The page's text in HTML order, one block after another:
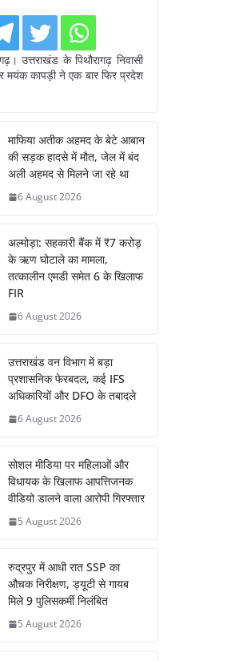
उत्तराखंड के पिथौरागढ़ निवासी
मयंक कापड़ी ने एक बार फिर प्रदेश
माफिया अतीक अहमद के बेटे आबान
की सड़क हादसे में मौत, जेल में बंद
अली अहमद से मिलने जा रहे था
6 August 2026
अल्मोड़ा: सहकारी बैंक में ₹7 करोड़
के ऋण घोटाले का मामला,
तत्कालीन एमडी समेत 6 के खिलाफ
FIR
6 August 2026
उत्तराखंड वन विभाग में बड़ा
प्रशासनिक फेरबदल, कई IFS
अधिकारियों और DFO के तबादले
6 August 2026
सोशल मीडिया पर महिलाओं और
विधायक के खिलाफ आपत्तिजनक
वीडियो डालने वाला आरोपी गिरफ्तार
5 August 2026
रुद्रपुर में आधी रात SSP का
औचक निरीक्षण, ड्यूटी से गायब
मिले 9 पुलिसकर्मी निलंबित
5 August 2026